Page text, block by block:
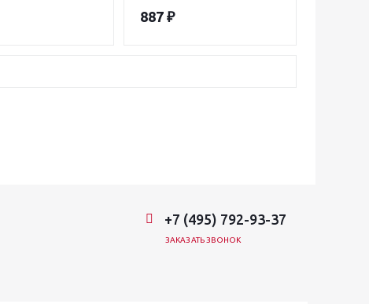
887 ₽
+7 (495) 792-93-37
ЗАКАЗАТЬ ЗВОНОК